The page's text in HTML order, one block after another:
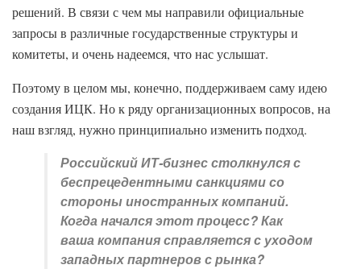
решений. В связи с чем мы направили официальные
запросы в различные государственные структуры и
комитеты, и очень надеемся, что нас услышат.
Поэтому в целом мы, конечно, поддерживаем саму идею
создания ИЦК. Но к ряду организационных вопросов, на
наш взгляд, нужно принципиально изменить подход.
Российский ИТ-бизнес столкнулся с
беспрецедентными санкциями со
стороны иностранных компаний.
Когда начался этот процесс? Как
ваша компания справляется с уходом
западных партнеров с рынка?